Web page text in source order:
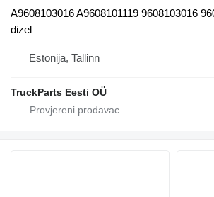
A9608103016 A9608101119 9608103016
dizel
Estonija, Tallinn
TruckParts Eesti OÜ